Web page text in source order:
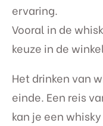
ervaring.
Vooral in de
keuze in de
Het drinken van
einde. Een reis
kan je een